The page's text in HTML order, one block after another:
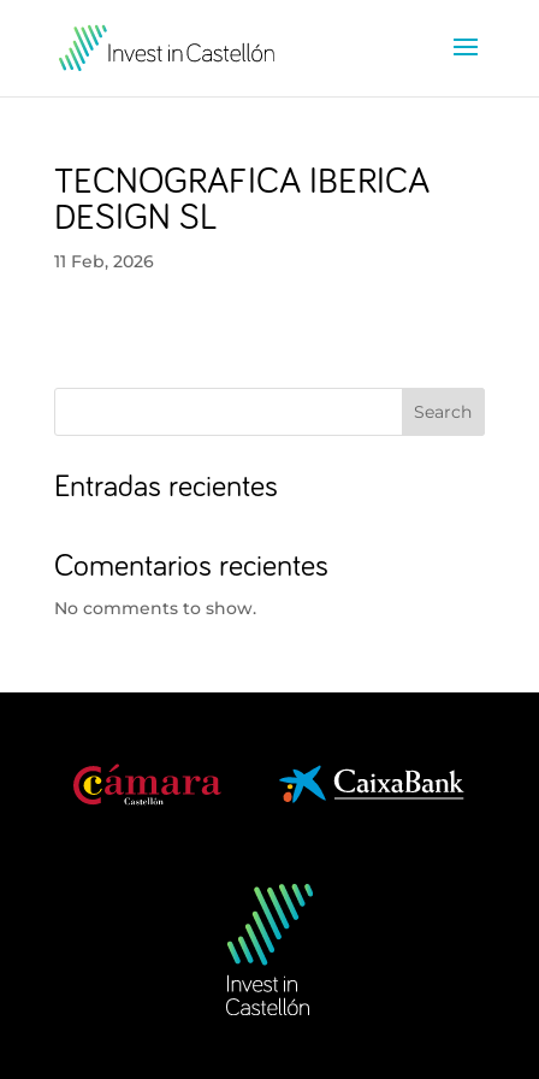
TECNOGRAFICA IBERICA
DESIGN SL
11 Feb, 2026
Search
Entradas recientes
Comentarios recientes
No comments to show.